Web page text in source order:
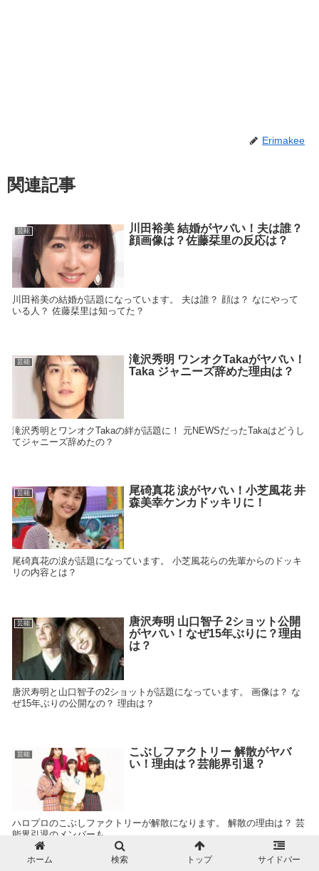
Erimakee
関連記事
芸能
川田裕美 結婚がヤバい！夫は誰？
顔画像は？佐藤栞里の反応は？
川田裕美の結婚が話題になっています。 夫は誰？ 顔は？ なにやって
いる人？ 佐藤栞里は知ってた？
芸能
滝沢秀明 ワンオクTakaがヤバい！
Taka ジャニーズ辞めた理由は？
滝沢秀明とワンオクTakaの絆が話題に！ 元NEWSだったTakaはどうし
てジャニーズ辞めたの？
芸能
尾碕真花 涙がヤバい！小芝風花 井
森美幸ケンカドッキリに！
尾碕真花の涙が話題になっています。 小芝風花らの先輩からのドッキ
リの内容とは？
芸能
唐沢寿明 山口智子 2ショット公開
がヤバい！なぜ15年ぶりに？理由
は？
唐沢寿明と山口智子の2ショットが話題になっています。 画像は？ な
ぜ15年ぶりの公開なの？ 理由は？
芸能
こぶしファクトリー 解散がヤバ
い！理由は？芸能界引退？
ハロプロのこぶしファクトリーが解散になります。 解散の理由は？ 芸
能界引退のメンバーも
ホーム 検索 トップ サイドバー